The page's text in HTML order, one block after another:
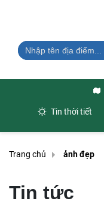
Tin thời tiết
Trang chủ ảnh đẹp
Tin tức